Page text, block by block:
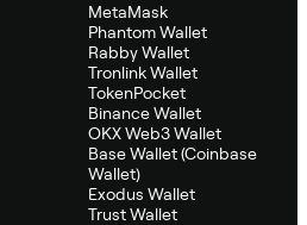
MetaMask
Phantom Wallet
Rabby Wallet
Tronlink Wallet
TokenPocket
Binance Wallet
OKX Web3 Wallet
Base Wallet (Coinbase
Wallet)
Exodus Wallet
Trust Wallet